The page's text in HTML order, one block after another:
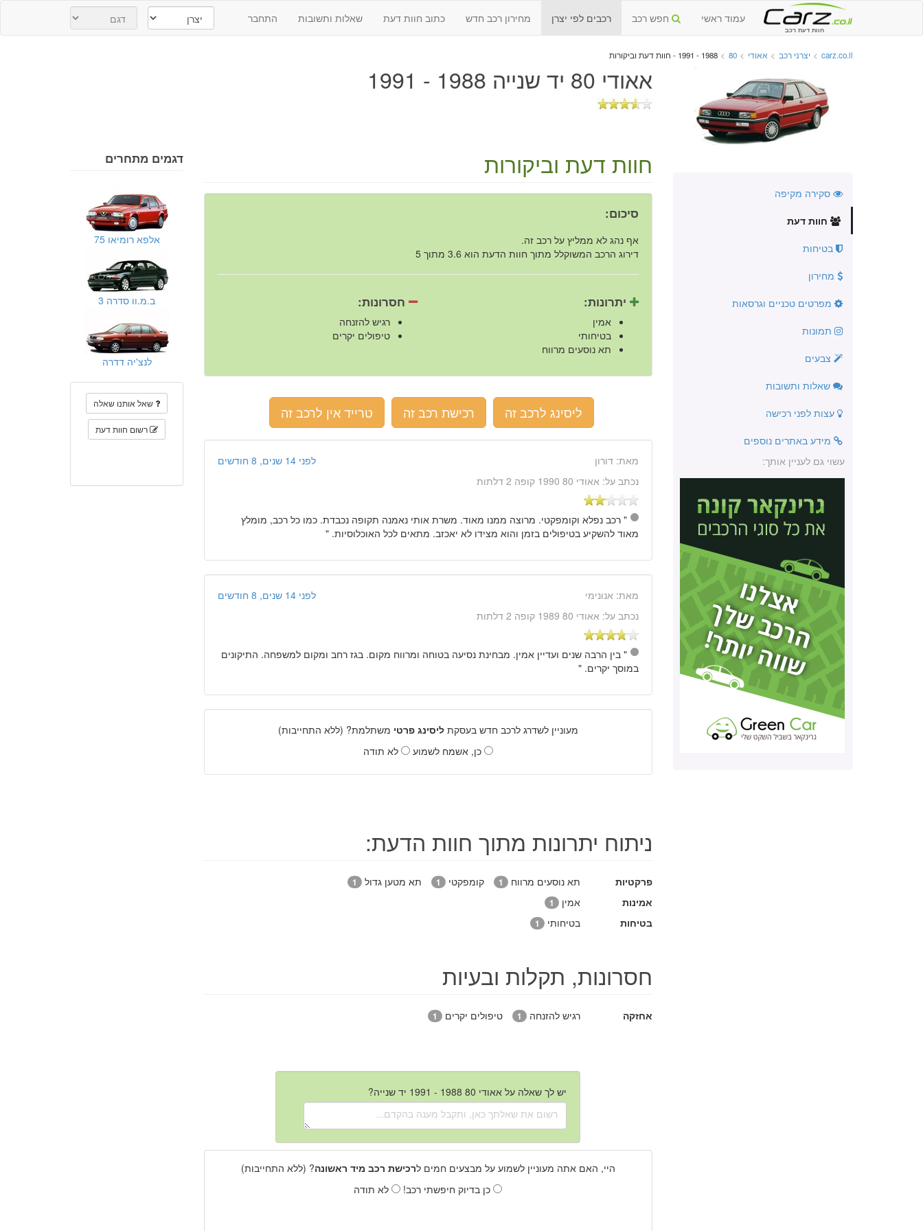
חוות דעת רכב
עמוד ראשי חפש רכב רכבים לפי יצרן מחירון רכב חדש כתוב חוות דעת שאלות ותשובות התחבר
carz.co.il
> יצרני רכב > אאודי >
80
> 1988 - 1991 - חוות דעת וביקורות
אאודי 80 יד שנייה 1988 - 1991
סקירה מקיפה
חוות דעת
בטיחות
מחירון
מפרטים טכניים וגרסאות
תמונות
צבעים
שאלות ותשובות
עצות לפני רכישה
מידע באתרים נוספים
עשוי גם לעניין אותך:
חוות דעת וביקורות
סיכום:
אף נהג לא ממליץ על רכב זה.
דירוג הרכב המשוקלל מתוך חוות הדעת הוא 3.6 מתוך 5
יתרונות:
אמין
בטיחותי
תא נוסעים מרווח
חסרונות:
רגיש להזנחה
טיפולים יקרים
ליסינג לרכב זה רכישת רכב זה טרייד אין לרכב זה
מאת:דורון
לפני 14 שנים, 8 חודשים
נכתב על:אאודי 80 1990 קופה 2 דלתות
" רכב נפלא וקומפקטי. מרוצה ממנו מאוד. משרת אותי נאמנה תקופה נכבדת. כמו כל רכב, מומלץ
מאוד להשקיע בטיפולים בזמן והוא מצידו לא יאכזב. מתאים לכל האוכלוסיות. "
מאת:אנונימי
לפני 14 שנים, 8 חודשים
נכתב על:אאודי 80 1989 קופה 2 דלתות
" בין הרבה שנים ועדיין אמין. מבחינת נסיעה בטוחה ומרווח מקום. בגז רחב ומקום למשפחה. התיקונים
במוסך יקרים. "
מעוניין לשדרג לרכב חדש בעסקתליסינג פרטי משתלמת? (ללא התחייבות)
כן, אשמח לשמוע
לא תודה
ניתוח יתרונות מתוך חוות הדעת:
פרקטיות תא נוסעים מרווח 1 קומפקטי 1 תא מטען גדול 1
אמינות אמין 1
בטיחות בטיחותי 1
חסרונות, תקלות ובעיות
אחזקה רגיש להזנחה 1 טיפולים יקרים 1
יש לך שאלה על אאודי 80 1988 - 1991 יד שנייה?
היי, האם אתה מעוניין לשמוע על מבצעים חמים לרכישת רכב מיד ראשונה? (ללא התחייבות)
כן בדיוק חיפשתי רכב!
לא תודה
דגמים מתחרים
אלפא רומיאו 75
ב.מ.וו סדרה 3
לנצ'יה דדרה
שאל אותנו שאלה
רשום חוות דעת